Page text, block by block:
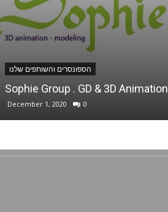
הספונסרים והשותפים שלנו
Sophie Group . GD & 3D Animation
December 1, 2020 0